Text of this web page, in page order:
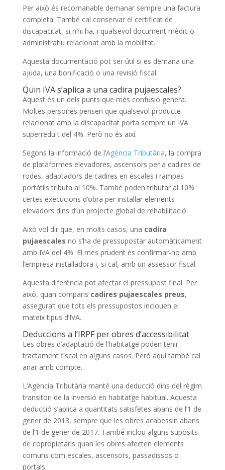
Per això és recomanable demanar sempre una factura
completa. També cal conservar el certificat de
discapacitat, si n’hi ha, i qualsevol document mèdic o
administratiu relacionat amb la mobilitat.
Aquesta documentació pot ser útil si es demana una
ajuda, una bonificació o una revisió fiscal.
Quin IVA s’aplica a una cadira pujaescales?
Aquest és un dels punts que més confusió genera.
Moltes persones pensen que qualsevol producte
relacionat amb la discapacitat porta sempre un IVA
superreduït del 4%. Però no és així.
Segons la informació de l’Agència Tributària, la compra
de plataformes elevadores, ascensors per a cadires de
rodes, adaptadors de cadires en escales i rampes
portàtils tributa al 10%. També poden tributar al 10%
certes execucions d’obra per instal·lar elements
elevadors dins d’un projecte global de rehabilitació.
Això vol dir que, en molts casos, una cadira
pujaescales no s’ha de pressupostar automàticament
amb IVA del 4%. El més prudent és confirmar-ho amb
l’empresa instal·ladora i, si cal, amb un assessor fiscal.
Aquesta diferència pot afectar el pressupost final. Per
això, quan comparis cadires pujaescales preus,
assegura’t que tots els pressupostos inclouen el
mateix tipus d’IVA.
Deduccions a l’IRPF per obres d’accessibilitat
Les obres d’adaptació de l’habitatge poden tenir
tractament fiscal en alguns casos. Però aquí també cal
anar amb compte.
L’Agència Tributària manté una deducció dins del règim
transitori de la inversió en habitatge habitual. Aquesta
deducció s’aplica a quantitats satisfetes abans de l’1 de
gener de 2013, sempre que les obres acabessin abans
de l’1 de gener de 2017. També inclou alguns supòsits
de copropietaris quan les obres afecten elements
comuns com escales, ascensors, passadissos o
portals.